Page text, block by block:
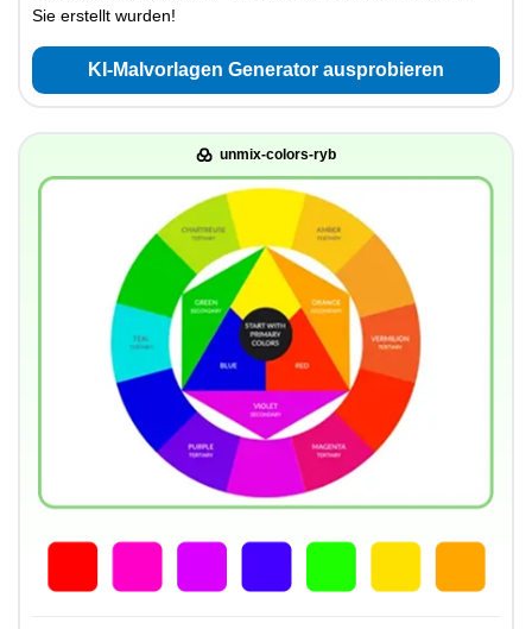
Sie erstellt wurden!
KI-Malvorlagen Generator ausprobieren
unmix-colors-ryb